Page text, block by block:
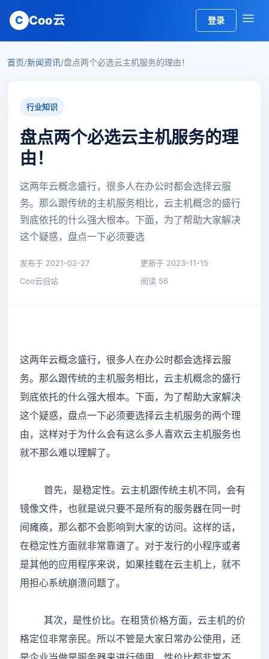
C Coo云 登录
首页/新闻资讯/盘点两个必选云主机服务的理由！
行业知识
盘点两个必选云主机服务的理
由！
这两年云概念盛行，很多人在办公时都会选择云服
务。那么跟传统的主机服务相比，云主机概念的盛行
到底依托的什么强大根本。下面，为了帮助大家解决
这个疑惑，盘点一下必须要选
发布于 2021-02-27
更新于 2023-11-15
Coo云旧站
阅读 56
这两年云概念盛行，很多人在办公时都会选择云服
务。那么跟传统的主机服务相比，云主机概念的盛行
到底依托的什么强大根本。下面，为了帮助大家解决
这个疑惑，盘点一下必须要选择云主机服务的两个理
由，这样对于为什么会有这么多人喜欢云主机服务也
就不那么难以理解了。
首先，是稳定性。云主机跟传统主机不同，会有
镜像文件，也就是说只要不是所有的服务器在同一时
间瘫痪，那么都不会影响到大家的访问。这样的话，
在稳定性方面就非常靠谱了。对于发行的小程序或者
是其他的应用程序来说，如果挂载在云主机上，就不
用担心系统崩溃问题了。
其次，是性价比。在租赁价格方面，云主机的价
格定位非常亲民。所以不管是大家日常办公使用，还